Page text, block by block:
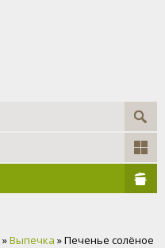
»Выпечка » Печенье солёное